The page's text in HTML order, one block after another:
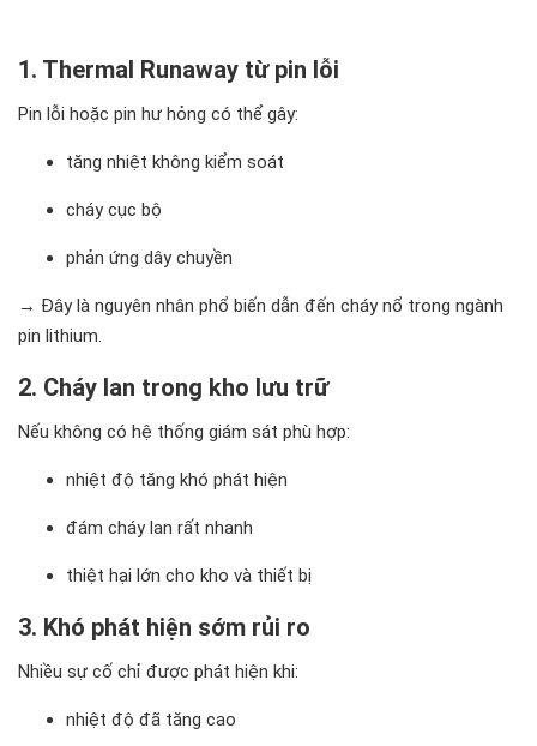
1. Thermal Runaway từ pin lỗi
Pin lỗi hoặc pin hư hỏng có thể gây:
tăng nhiệt không kiểm soát
cháy cục bộ
phản ứng dây chuyền
→ Đây là nguyên nhân phổ biến dẫn đến cháy nổ trong ngành
pin lithium.
2. Cháy lan trong kho lưu trữ
Nếu không có hệ thống giám sát phù hợp:
nhiệt độ tăng khó phát hiện
đám cháy lan rất nhanh
thiệt hại lớn cho kho và thiết bị
3. Khó phát hiện sớm rủi ro
Nhiều sự cố chỉ được phát hiện khi:
nhiệt độ đã tăng cao